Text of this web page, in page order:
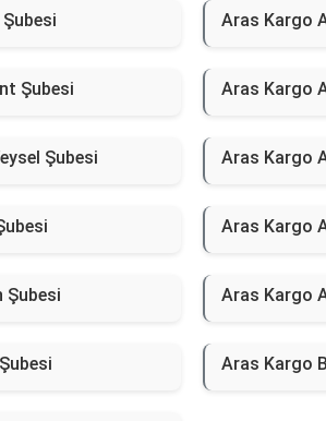
Aras Kargo
Şubesi Aras Kargo
Şubesi Aras Kargo
Aras Kargo
Şubesi Aras Kargo
Aras Kargo